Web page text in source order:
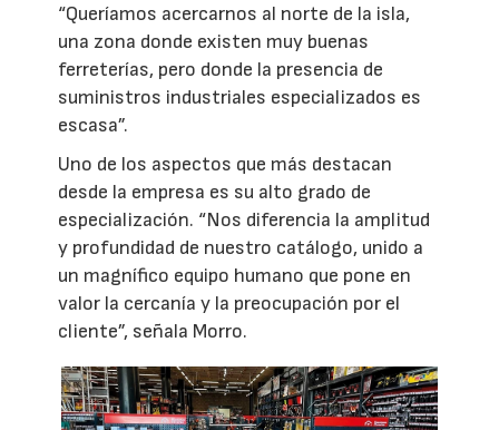
“Queríamos acercarnos al norte de la isla,
una zona donde existen muy buenas
ferreterías, pero donde la presencia de
suministros industriales especializados es
escasa”.
Uno de los aspectos que más destacan
desde la empresa es su alto grado de
especialización. “Nos diferencia la amplitud
y profundidad de nuestro catálogo, unido a
un magnífico equipo humano que pone en
valor la cercanía y la preocupación por el
cliente”, señala Morro.